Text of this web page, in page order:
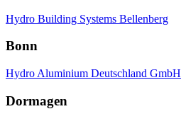
Hydro Building Systems Bellenberg
Bonn
Hydro Aluminium Deutschland GmbH
Dormagen